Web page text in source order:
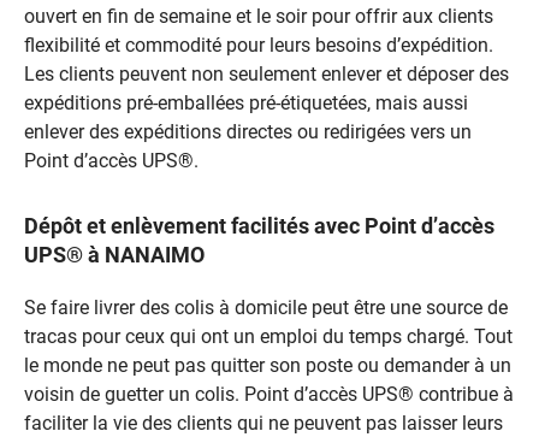
ouvert en fin de semaine et le soir pour offrir aux clients
flexibilité et commodité pour leurs besoins d’expédition.
Les clients peuvent non seulement enlever et déposer des
expéditions pré-emballées pré-étiquetées, mais aussi
enlever des expéditions directes ou redirigées vers un
Point d’accès UPS®.
Dépôt et enlèvement facilités avec Point d’accès
UPS® à NANAIMO
Se faire livrer des colis à domicile peut être une source de
tracas pour ceux qui ont un emploi du temps chargé. Tout
le monde ne peut pas quitter son poste ou demander à un
voisin de guetter un colis. Point d’accès UPS® contribue à
faciliter la vie des clients qui ne peuvent pas laisser leurs